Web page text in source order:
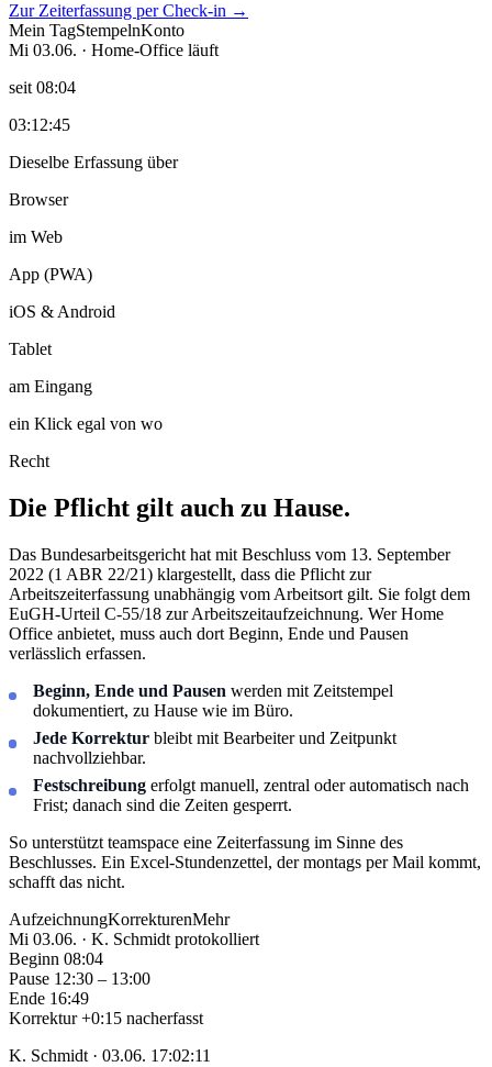
Zur Zeiterfassung per Check-in →
Mein TagStempelnKonto
Mi 03.06. · Home-Office läuft
seit 08:04
03:12:45
Dieselbe Erfassung über
Browser
im Web
App (PWA)
iOS & Android
Tablet
am Eingang
ein Klick egal von wo
Recht
Die Pflicht gilt auch zu Hause.
Das Bundesarbeitsgericht hat mit Beschluss vom 13. September
2022 (1 ABR 22/21) klargestellt, dass die Pflicht zur
Arbeitszeiterfassung unabhängig vom Arbeitsort gilt. Sie folgt dem
EuGH-Urteil C-55/18 zur Arbeitszeitaufzeichnung. Wer Home
Office anbietet, muss auch dort Beginn, Ende und Pausen
verlässlich erfassen.
Beginn, Ende und Pausen werden mit Zeitstempel
dokumentiert, zu Hause wie im Büro.
Jede Korrektur bleibt mit Bearbeiter und Zeitpunkt
nachvollziehbar.
Festschreibung erfolgt manuell, zentral oder automatisch nach
Frist; danach sind die Zeiten gesperrt.
So unterstützt teamspace eine Zeiterfassung im Sinne des
Beschlusses. Ein Excel-Stundenzettel, der montags per Mail kommt,
schafft das nicht.
AufzeichnungKorrekturenMehr
Mi 03.06. · K. Schmidt protokolliert
Beginn 08:04
Pause 12:30 – 13:00
Ende 16:49
Korrektur +0:15 nacherfasst
K. Schmidt · 03.06. 17:02:11